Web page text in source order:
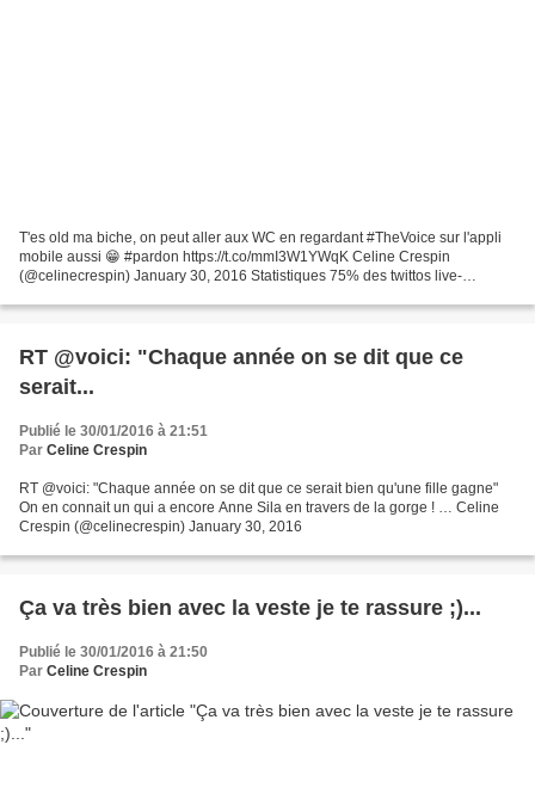
T'es old ma biche, on peut aller aux WC en regardant #TheVoice sur l'appli
mobile aussi 😁 #pardon https://t.co/mmI3W1YWqK Celine Crespin
(@celinecrespin) January 30, 2016 Statistiques 75% des twittos live-
RT @voici: "Chaque année on se dit que ce
serait...
Publié le 30/01/2016 à 21:51
Par Celine Crespin
RT @voici: "Chaque année on se dit que ce serait bien qu'une fille gagne"
On en connait un qui a encore Anne Sila en travers de la gorge ! … Celine
Crespin (@celinecrespin) January 30, 2016
Ça va très bien avec la veste je te rassure ;)...
Publié le 30/01/2016 à 21:50
Par Celine Crespin